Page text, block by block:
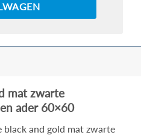
mat zwarte
ader 60×60
black and gold mat zwarte